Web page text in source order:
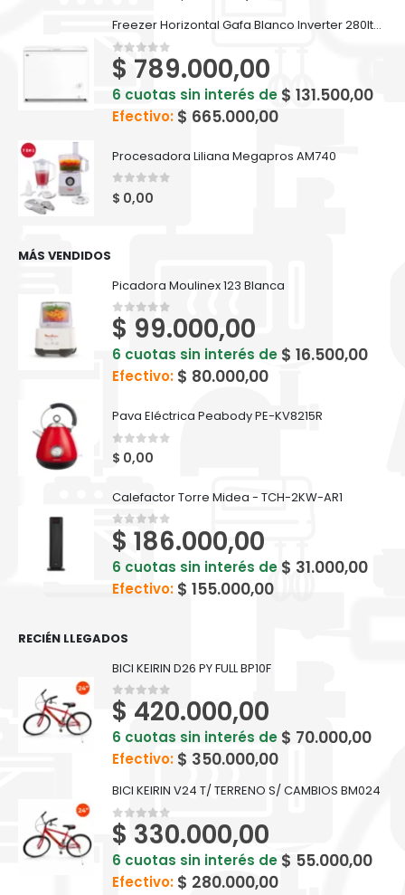
Freezer Horizontal Gafa Blanco Inverter 280lts FGHI300B-L
0out of 5
$ 789.000,00
6 cuotas sin interés de $ 131.500,00
Efectivo: $ 665.000,00
Procesadora Liliana Megapros AM740
0 out of 5
$ 0,00
MÁS VENDIDOS
Picadora Moulinex 123 Blanca
0out of 5
$ 99.000,00
6 cuotas sin interés de $ 16.500,00
Efectivo: $ 80.000,00
Pava Eléctrica Peabody PE-KV8215R
0 out of 5
$ 0,00
Calefactor Torre Midea - TCH-2KW-AR1
0out of 5
$ 186.000,00
6 cuotas sin interés de $ 31.000,00
Efectivo: $ 155.000,00
RECIÉN LLEGADOS
BICI KEIRIN D26 PY FULL BP10F
0out of 5
$ 420.000,00
6 cuotas sin interés de $ 70.000,00
Efectivo: $ 350.000,00
BICI KEIRIN V24 T/ TERRENO S/ CAMBIOS BM024
0out of 5
$ 330.000,00
6 cuotas sin interés de $ 55.000,00
Efectivo: $ 280.000,00